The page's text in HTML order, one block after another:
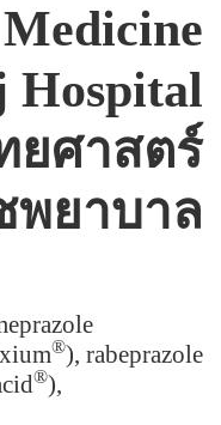
Medicine
Hospital
ศาสตร์
พยาบาล
®), rabeprazole
®),